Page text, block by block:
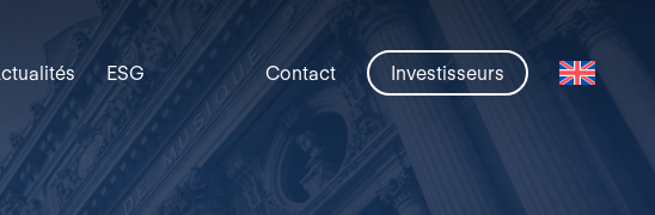
ESG Contact Investisseurs